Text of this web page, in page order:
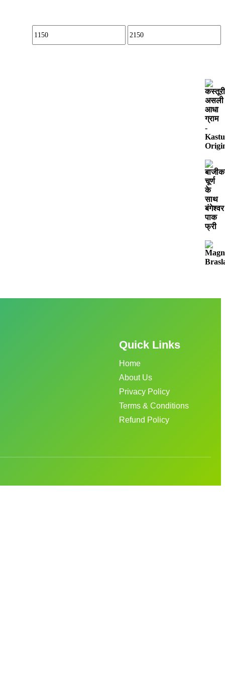
Quick Links
Home
About Us
Privacy Policy
Terms & Conditions
Refund Policy